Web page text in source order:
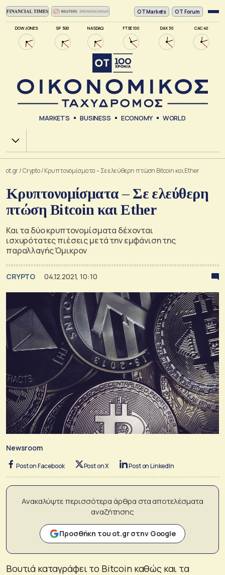
DOW JONES SP 500 NASDAQ FTSE 100 DAX 30 CAC 40
ΟΤ Markets OT Forum
MARKETS BUSINESS ECONOMY WORLD
Χ.Α.
ot.gr/Crypto/Κρυπτονομίσματα – Σε ελεύθερη πτώση Bitcoin και Ether
Κρυπτονομίσματα – Σε ελεύθερη
πτώση Bitcoin και Ether
Και τα δύο κρυπτονομίσματα δέχονται
ισχυρότατες πιέσεις μετά την εμφάνιση της
παραλλαγής Όμικρον
CRYPTO 04.12.2021, 10:10
Newsroom
Post on Facebook Post on X Post on LinkedIn
Ανακαλύψτε περισσότερα άρθρα στα αποτελέσματα
αναζήτησης
Προσθήκη του ot.gr στην Google
Βουτιά καταγράφει το Bitcoin καθώς και τα